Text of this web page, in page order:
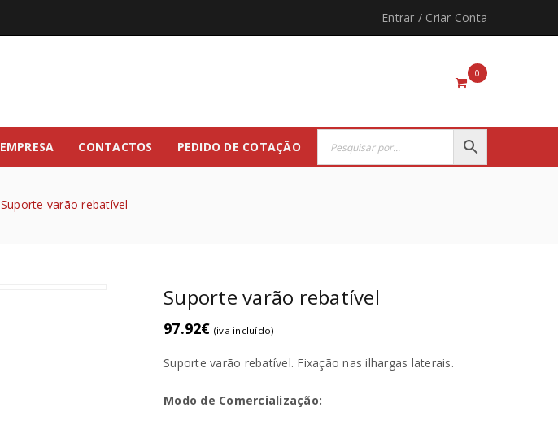
REGISTAR NOVA CONTA
Entrar / Criar Conta
0
EMPRESA CONTACTOS PEDIDO DE COTAÇÃO
Suporte varão rebatível
Suporte varão rebatível
97.92€ (iva incluído)
Suporte varão rebatível. Fixação nas ilhargas laterais.
Modo de Comercialização: